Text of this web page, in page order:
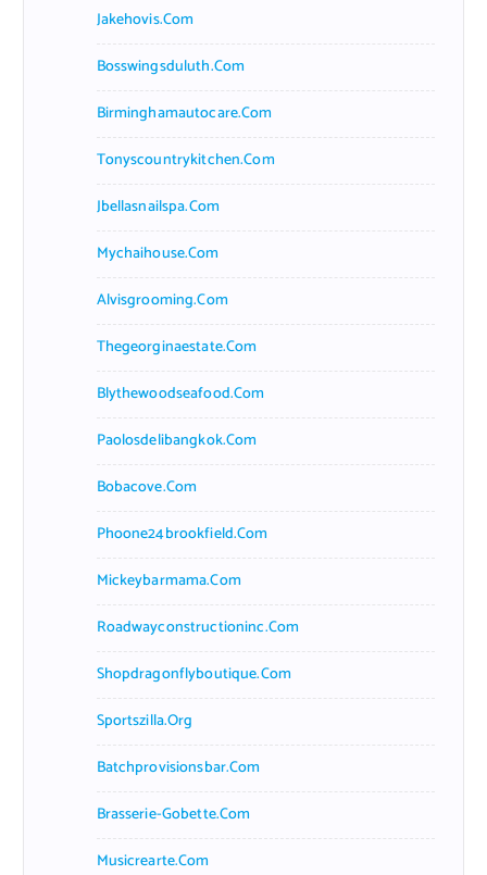
Jakehovis.com
Bosswingsduluth.com
Birminghamautocare.com
Tonyscountrykitchen.com
Jbellasnailspa.com
Mychaihouse.com
Alvisgrooming.com
Thegeorginaestate.com
Blythewoodseafood.com
Paolosdelibangkok.com
Bobacove.com
Phoone24brookfield.com
Mickeybarmama.com
Roadwayconstructioninc.com
Shopdragonflyboutique.com
Sportszilla.org
Batchprovisionsbar.com
Brasserie-Gobette.com
Musicrearte.com